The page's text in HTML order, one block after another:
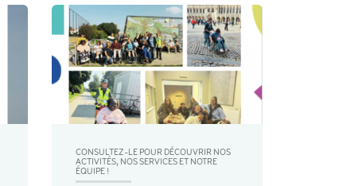
CONSULTEZ-LE POUR DÉCOUVRIR NOS
ACTIVITÉS, NOS SERVICES ET NOTRE
ÉQUIPE !